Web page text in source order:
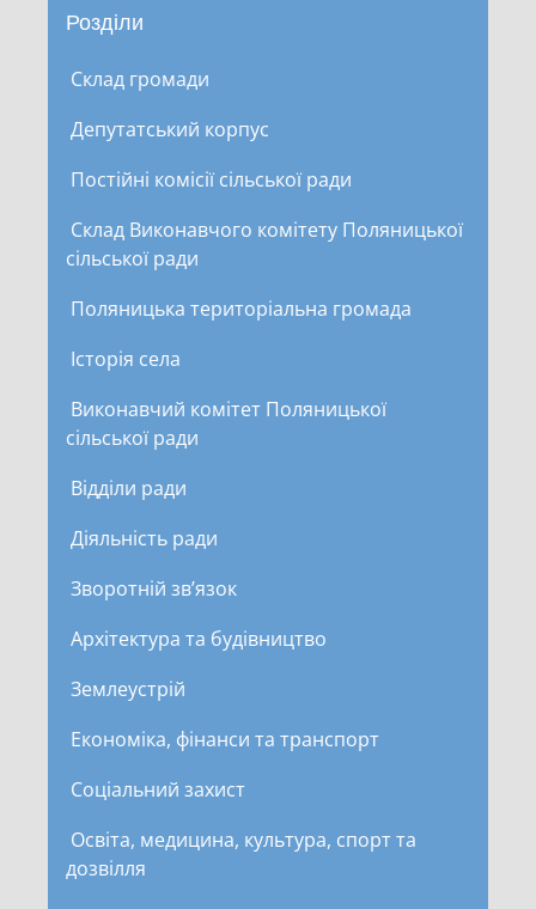
Розділи
Склад громади
Депутатський корпус
Постійні комісії сільської ради
Склад Виконавчого комітету Поляницької
сільської ради
Поляницька територіальна громада
Історія села
Виконавчий комітет Поляницької
сільської ради
Відділи ради
Діяльність ради
Зворотній зв’язок
Архітектура та будівництво
Землеустрій
Економіка, фінанси та транспорт
Соціальний захист
Освіта, медицина, культура, спорт та
дозвілля